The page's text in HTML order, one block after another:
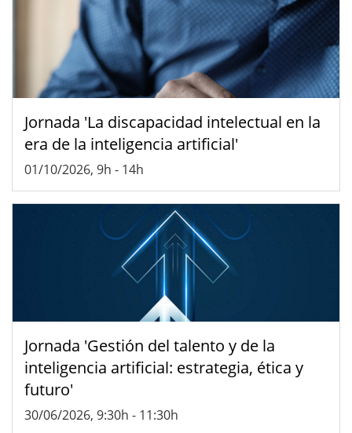
Jornada 'La discapacidad intelectual en la
era de la inteligencia artificial'
01/10/2026, 9h - 14h
Jornada 'Gestión del talento y de la
inteligencia artificial: estrategia, ética y
futuro'
30/06/2026, 9:30h - 11:30h